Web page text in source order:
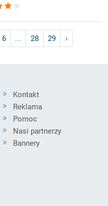
6 ... 28 29 ›
Kontakt
Reklama
Pomoc
Nasi partnerzy
Bannery